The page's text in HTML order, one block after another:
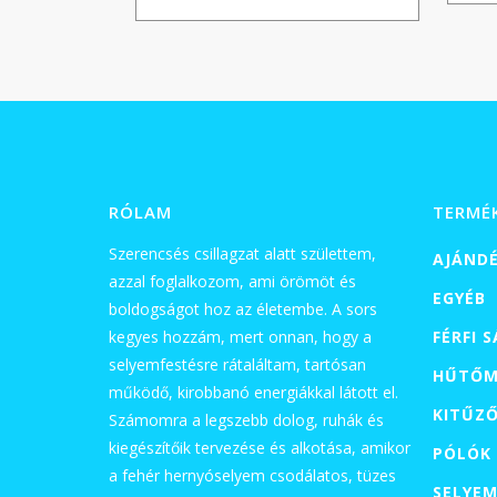
RÓLAM
Szerencsés csillagzat alatt születtem,
azzal foglalkozom, ami örömöt és
boldogságot hoz az életembe. A sors
kegyes hozzám, mert onnan, hogy a
selyemfestésre rátaláltam, tartósan
működő, kirobbanó energiákkal látott el.
Számomra a legszebb dolog, ruhák és
kiegészítőik tervezése és alkotása, amikor
a fehér hernyóselyem csodálatos, tüzes
EGYÉB
FÉRFI
PÓLÓK